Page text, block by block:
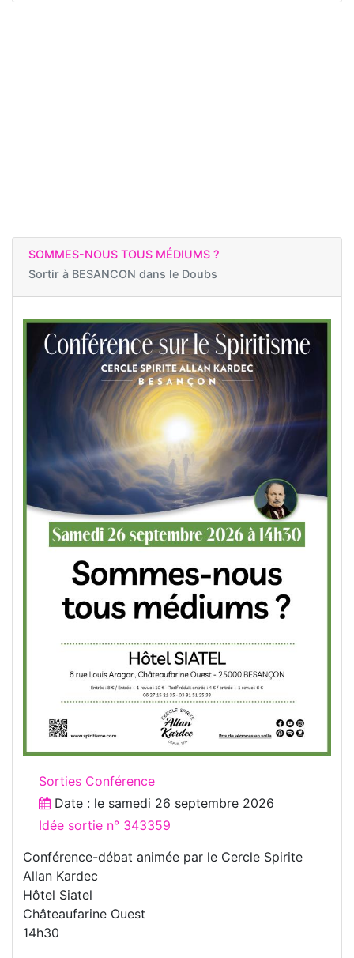
SOMMES-NOUS TOUS MÉDIUMS ?
Sortir à BESANCON dans le Doubs
Sorties Conférence
Date : le samedi 26 septembre 2026
Idée sortie n° 343359
Conférence-débat animée par le Cercle Spirite
Allan Kardec
Hôtel Siatel
Châteaufarine Ouest
14h30